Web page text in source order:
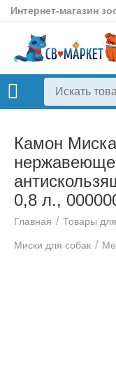
Интернет-магазин
Камон
0,8 л.,
Главная / Товары
Миски для собак /